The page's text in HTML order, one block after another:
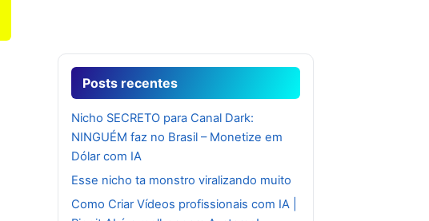
Posts recentes
Nicho SECRETO para Canal Dark:
NINGUÉM faz no Brasil – Monetize em
Dólar com IA
Esse nicho ta monstro viralizando muito
Como Criar Vídeos profissionais com IA |